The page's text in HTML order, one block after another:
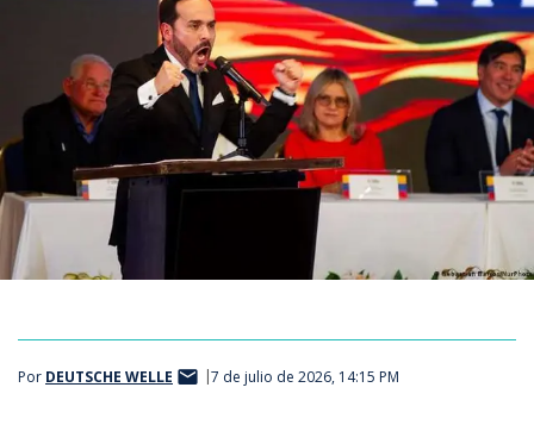
Por DEUTSCHE WELLE 7 de julio de 2026, 14:15 PM